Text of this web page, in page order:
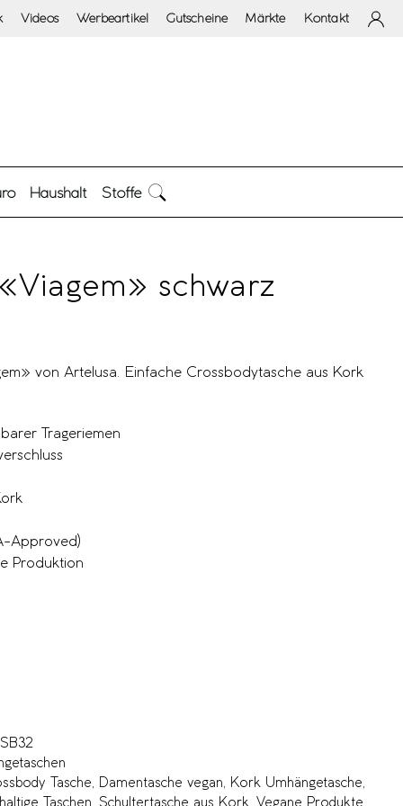
Videos Werbeartikel Gutscheine Märkte Kontakt
Haushalt Stoffe
schwarz
von Artelusa. Einfache Crossbodytasche aus Kork
Trageriemen
Approved)
Produktion
Tasche, Damentasche vegan, Kork Umhängetasche,
Taschen, Schultertasche aus Kork, Vegane Produkte,